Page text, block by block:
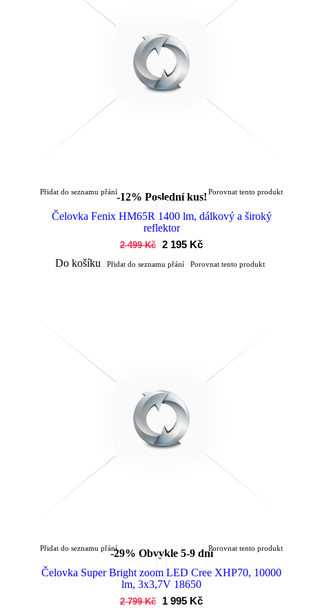
-12% Poslední kus!
Přidat do seznamu přání Porovnat tento produkt
Čelovka Fenix HM65R 1400 lm, dálkový a široký
reflektor
2 499 Kč 2 195 Kč
Do košíku
Přidat do seznamu přání Porovnat tento produkt
-29% Obvykle 5-9 dní
Přidat do seznamu přání Porovnat tento produkt
Čelovka Super Bright zoom LED Cree XHP70, 10000
lm, 3x3,7V 18650
2 799 Kč
1 995 Kč